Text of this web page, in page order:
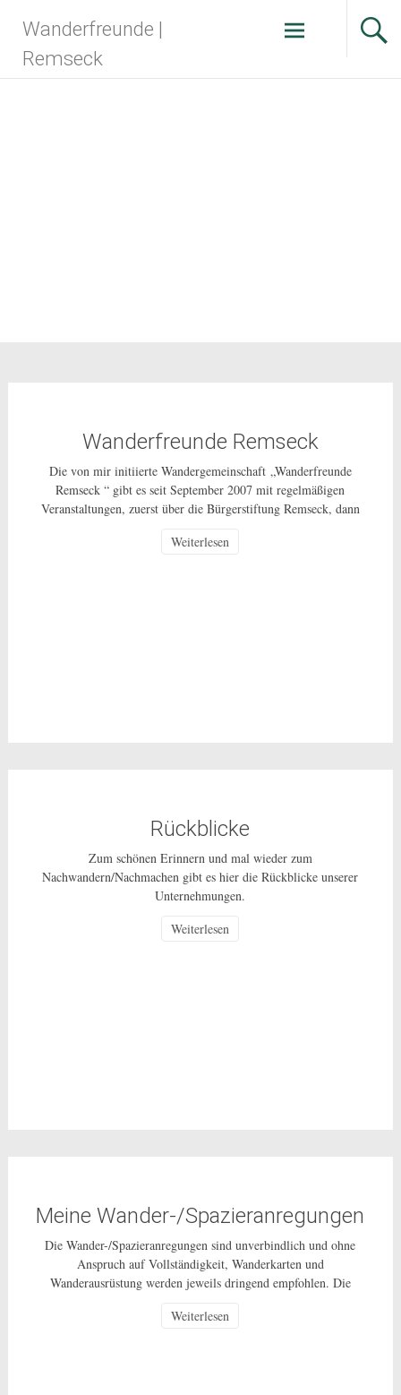
Inhalt
springen
Wanderfreunde |
Remseck
Wanderfreunde Remseck
Die von mir initiierte Wandergemeinschaft „Wanderfreunde
Remseck “ gibt es seit September 2007 mit regelmäßigen
Veranstaltungen, zuerst über die Bürgerstiftung Remseck, dann
Bürgerschaftliches Engagement für alle Bürgerinnen und Bürger
Weiterlesen
Rückblicke
Zum schönen Erinnern und mal wieder zum
Nachwandern/Nachmachen gibt es hier die Rückblicke unserer
Unternehmungen.
Weiterlesen
Meine Wander-/Spazieranregungen
Die Wander-/Spazieranregungen sind unverbindlich und ohne
Anspruch auf Vollständigkeit, Wanderkarten und
Wanderausrüstung werden jeweils dringend empfohlen. Die
Risiko und sind nur für den privaten Gebrauch gestattet. Bei den
Weiterlesen